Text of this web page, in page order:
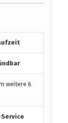
weitere 6